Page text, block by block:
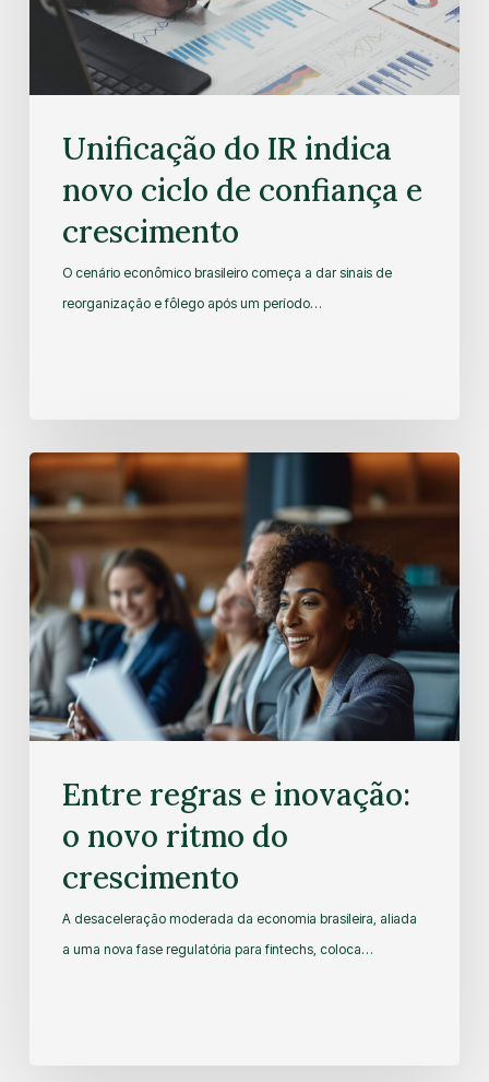
Unificação do IR indica
novo ciclo de confiança e
crescimento
O cenário econômico brasileiro começa a dar sinais de
reorganização e fôlego após um período…
Entre regras e inovação:
o novo ritmo do
crescimento
A desaceleração moderada da economia brasileira, aliada
a uma nova fase regulatória para fintechs, coloca…